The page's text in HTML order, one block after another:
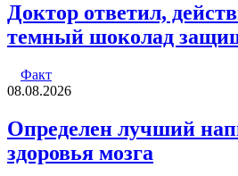
Доктор ответил,
темный шоколад
Факт
08.08.2026
Определен лучший
здоровья мозга